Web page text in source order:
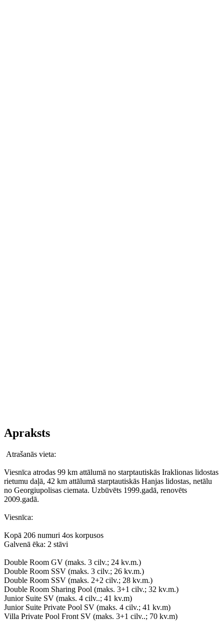
Apraksts
Atrašanās vieta:
Viesnīca atrodas 99 km attālumā no starptautiskās Iraklionas lidostas
rietumu daļā, 42 km attālumā starptautiskās Hanjas lidostas, netālu
no Georgiupolisas ciemata. Uzbūvēts 1999.gadā, renovēts
2009.gadā.
Viesnīca:
Kopā 206 numuri 4os korpusos
Galvenā ēka: 2 stāvi
Double Room GV (maks. 3 cilv.; 24 kv.m.)
Double Room SSV (maks. 3 cilv.; 26 kv.m.)
Double Room SSV (maks. 2+2 cilv.; 28 kv.m.)
Double Room Sharing Pool (maks. 3+1 cilv.; 32 kv.m.)
Junior Suite SV (maks. 4 cilv..; 41 kv.m)
Junior Suite Private Pool SV (maks. 4 cilv.; 41 kv.m)
Villa Private Pool Front SV (maks. 3+1 cilv..; 70 kv.m)